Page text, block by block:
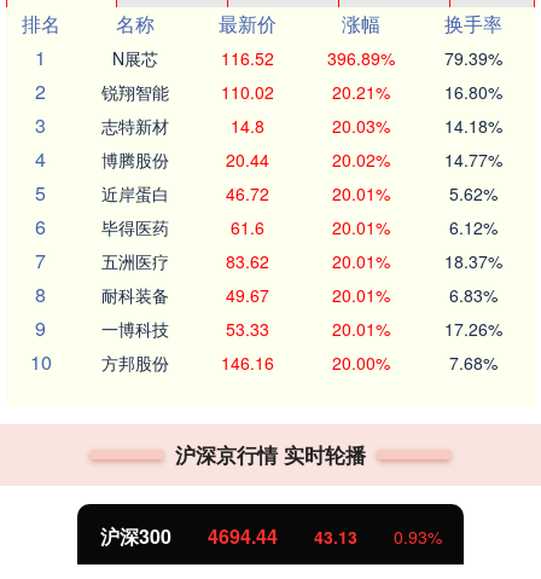
排名
名称 最新价 涨幅
换手率
1
N展芯 116.52 396.89% 79.39%
2 锐翔智能 110.02 20.21% 16.80%
3 志特新材 14.8 20.03% 14.18%
4 博腾股份 20.44 20.02% 14.77%
5 近岸蛋白 46.72 20.01% 5.62%
6 毕得医药 61.6 20.01% 6.12%
7 五洲医疗 83.62 20.01% 18.37%
8 耐科装备 49.67 20.01% 6.83%
9 一博科技 53.33 20.01% 17.26%
10 方邦股份 146.16 20.00% 7.68%
沪深京行情 实时轮播
沪深300 4694.44 43.13 0.93%